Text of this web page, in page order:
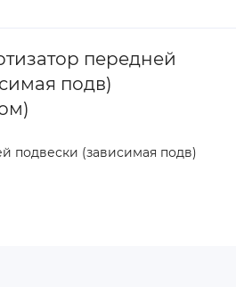
передней
подв)
подвески (зависимая подв)